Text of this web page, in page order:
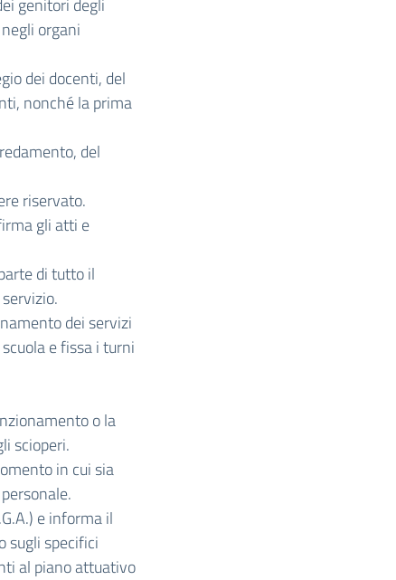
genitori degli
organi
dei docenti, del
nonché la prima
del
riservato.
gli atti e
di tutto il
dei servizi
e fissa i turni
o la
scioperi.
in cui sia
e informa il
sugli specifici
al piano attuativo